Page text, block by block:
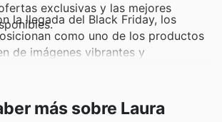
exclusivas y las mejores
la llegada del Black Friday, los
como uno de los productos
de imágenes vibrantes y
de Laura, ideales para renovar
en casa.
más sobre Laura